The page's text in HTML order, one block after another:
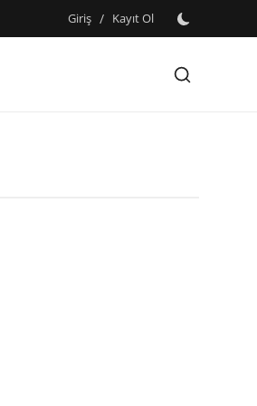
Giriş / Kayıt Ol